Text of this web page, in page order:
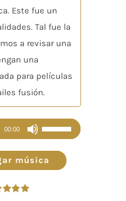
el
volumen.
Este fue un
Tal fue la
a revisar una
una
para películas
fusión.
Reproductor
de
audio
00:00
Utiliza
las
teclas
música